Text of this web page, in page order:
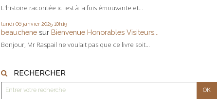
L'histoire racontée ici est à la fois émouvante et...
lundi 06 janvier 2025 10h19
beauchene sur Bienvenue Honorables Visiteurs...
Bonjour, Mr Raspail ne voulait pas que ce livre soit...
RECHERCHER